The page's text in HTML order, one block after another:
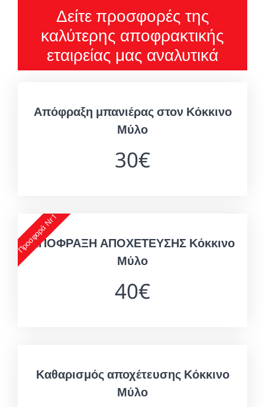
Δείτε προσφορές της
καλύτερης αποφρακτικής
εταιρείας μας αναλυτικά
Απόφραξη μπανιέρας στον Κόκκινο
Μύλο
30€
Προσφορά Nr1
ΑΠΟΦΡΑΞΗ ΑΠΟΧΕΤΕΥΣΗΣ Κόκκινο
Μύλο
40€
Καθαρισμός αποχέτευσης Κόκκινο
Μύλο